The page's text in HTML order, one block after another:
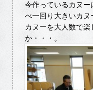
今作っているカヌ
べ一回り大きいカヌ
カヌーを大人数で
か・・・。